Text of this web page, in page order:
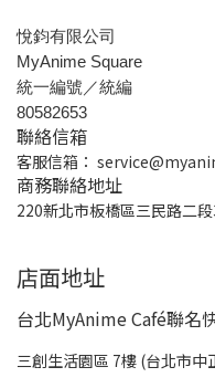
悅鈞有限公司
MyAnime Square
統一編號／統編
80582653
聯絡信箱
客服信箱：
商務聯絡地址
220新北市板橋區三民路二
店面地址
台北MyAnime Café聯名
三創生活園區 7樓 (台北市